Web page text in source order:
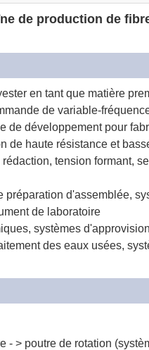
de production de
en tant que matière
de variable-
de développement pour
de haute résistance et
tension formant,
préparation d'assemblée,
de laboratoire
systèmes
des eaux usées,
- > poutre de rotation